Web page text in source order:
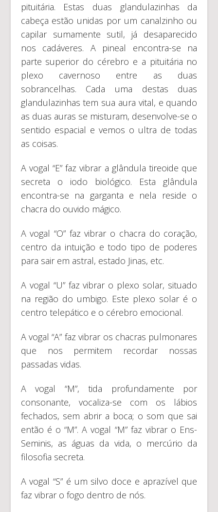
pituitária. Estas duas glandulazinhas da
cabeça estão unidas por um canalzinho ou
capilar sumamente sutil, já desaparecido
nos cadáveres. A pineal encontra-se na
parte superior do cérebro e a pituitária no
plexo cavernoso entre as duas
sobrancelhas. Cada uma destas duas
glandulazinhas tem sua aura vital, e quando
as duas auras se misturam, desenvolve-se o
sentido espacial e vemos o ultra de todas
as coisas.
A vogal “E” faz vibrar a glândula tireoide que
secreta o iodo biológico. Esta glândula
encontra-se na garganta e nela reside o
chacra do ouvido mágico.
A vogal “O” faz vibrar o chacra do coração,
centro da intuição e todo tipo de poderes
para sair em astral, estado Jinas, etc.
A vogal “U” faz vibrar o plexo solar, situado
na região do umbigo. Este plexo solar é o
centro telepático e o cérebro emocional.
A vogal “A” faz vibrar os chacras pulmonares
que nos permitem recordar nossas
passadas vidas.
A vogal “M”, tida profundamente por
consonante, vocaliza-se com os lábios
fechados, sem abrir a boca; o som que sai
então é o “M”. A vogal “M” faz vibrar o Ens-
Seminis, as águas da vida, o mercúrio da
filosofia secreta.
A vogal “S” é um silvo doce e aprazível que
faz vibrar o fogo dentro de nós.